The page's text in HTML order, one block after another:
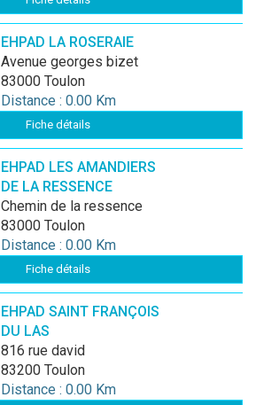
EHPAD LA ROSERAIE
avenue georges bizet
83000 Toulon
Distance : 0.00 Km
Fiche détails
EHPAD LES AMANDIERS
DE LA RESSENCE
chemin de la ressence
83000 Toulon
Distance : 0.00 Km
Fiche détails
EHPAD SAINT FRANÇOIS
DU LAS
816 rue david
83200 Toulon
Distance : 0.00 Km